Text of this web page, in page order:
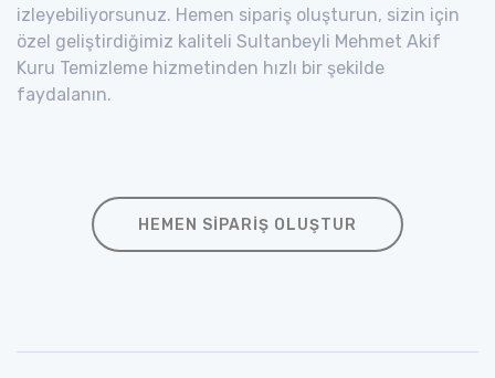
izleyebiliyorsunuz. Hemen sipariş oluşturun, sizin için
özel geliştirdiğimiz kaliteli Sultanbeyli Mehmet Akif
Kuru Temizleme hizmetinden hızlı bir şekilde
faydalanın.
HEMEN SIPARIŞ OLUŞTUR